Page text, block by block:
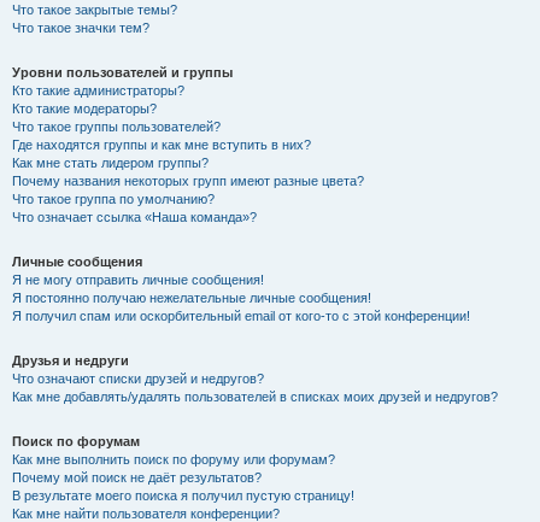
Что такое закрытые темы?
Что такое значки тем?
Уровни пользователей и группы
Кто такие администраторы?
Кто такие модераторы?
Что такое группы пользователей?
Где находятся группы и как мне вступить в них?
Как мне стать лидером группы?
Почему названия некоторых групп имеют разные цвета?
Что такое группа по умолчанию?
Что означает ссылка «Наша команда»?
Личные сообщения
Я не могу отправить личные сообщения!
Я постоянно получаю нежелательные личные сообщения!
Я получил спам или оскорбительный email от кого-то с этой конференции!
Друзья и недруги
Что означают списки друзей и недругов?
Как мне добавлять/удалять пользователей в списках моих друзей и недругов?
Поиск по форумам
Как мне выполнить поиск по форуму или форумам?
Почему мой поиск не даёт результатов?
В результате моего поиска я получил пустую страницу!
Как мне найти пользователя конференции?